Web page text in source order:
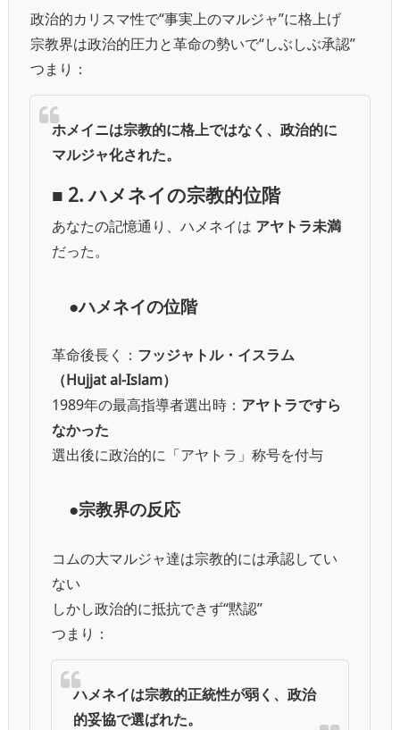
政治的カリスマ性で“事実上のマルジャ”に格上げ
宗教界は政治的圧力と革命の勢いで“しぶしぶ承認”
つまり：
ホメイニは宗教的に格上ではなく、政治的に
マルジャ化された。
■ 2. ハメネイの宗教的位階
あなたの記憶通り、ハメネイは アヤトラ未満
だった。
●ハメネイの位階
革命後長く： フッジャトル・イスラム
（Hujjat al-Islam）
1989年の最高指導者選出時： アヤトラですら
なかった
選出後に政治的に「アヤトラ」称号を付与
●宗教界の反応
コムの大マルジャ達は宗教的には承認してい
ない
しかし政治的に抵抗できず“黙認”
つまり：
ハメネイは宗教的正統性が弱く、政治
的妥協で選ばれた。